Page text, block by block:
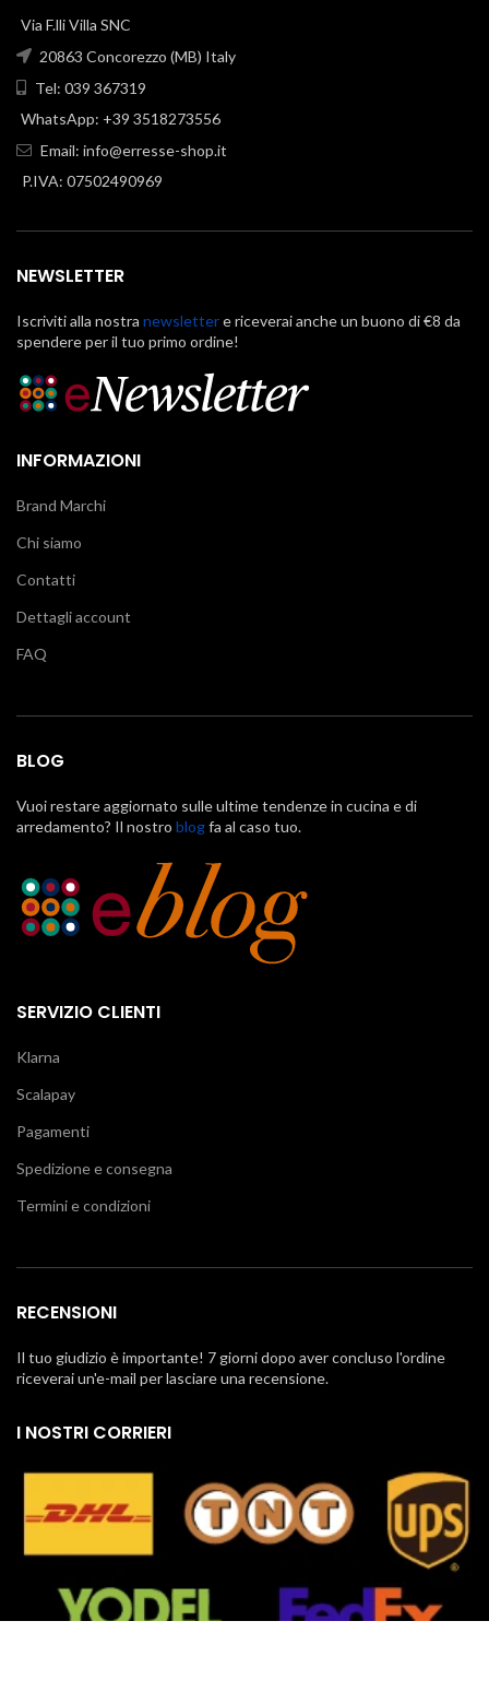
Via F.lli Villa SNC
20863 Concorezzo (MB) Italy
Tel: 039 367319
WhatsApp: +39 3518273556
Email: info@erresse-shop.it
P.IVA: 07502490969
NEWSLETTER
Iscriviti alla nostra newslettere riceverai anche un buono di €8 da
spendere per il tuo primo ordine!
INFORMAZIONI
Brand Marchi
Chi siamo
Contatti
Dettagli account
FAQ
BLOG
Vuoi restare aggiornato sulle ultime tendenze in cucina e di
arredamento? Il nostro blogfa al caso tuo.
SERVIZIO CLIENTI
Klarna
Scalapay
Pagamenti
Spedizione e consegna
Termini e condizioni
RECENSIONI
Il tuo giudizio è importante! 7 giorni dopo aver concluso l'ordine
riceverai un'e-mail per lasciare una recensione.
I NOSTRI CORRIERI